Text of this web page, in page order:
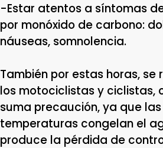
-Estar atentos a síntomas
por monóxido de carbono:
náuseas, somnolencia.
También por estas horas, se
los motociclistas y ciclistas,
suma precaución, ya que
temperaturas congelan el
produce la pérdida de